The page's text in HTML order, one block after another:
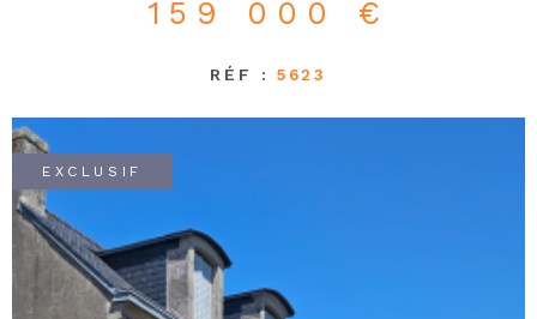
159 000 €
RÉF :5623
EXCLUSIF